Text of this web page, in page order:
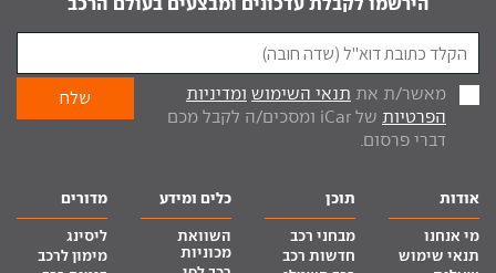
מאשר/ת את תנאי השימוש ומדיניות
הפרטיות
של iCar ומסכים/ה לקבל מכם
דברי פרסום.
אודות
מי אנחנו
תנאי שימוש
תוכן
מבחני רכב
חדשות רכב
כלים ומידע
השוואת
מכוניות
מדורים
ליסינג
מימון לרכב